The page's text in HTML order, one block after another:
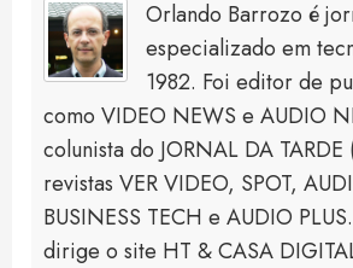
Orlando Barrozo é
especializado em
1982. Foi editor de
como VIDEO NEWS e AUDIO
colunista do JORNAL DA TARDE
revistas VER VIDEO, SPOT,
BUSINESS TECH e AUDIO
dirige o site HT & CASA